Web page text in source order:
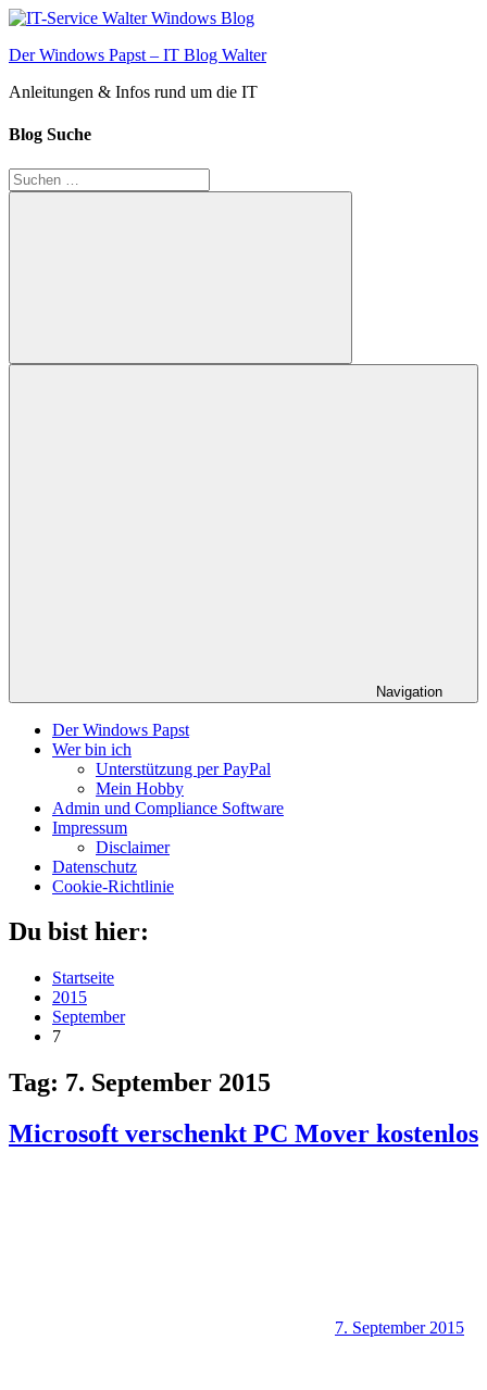
Zum
springen
Der Windows Papst – IT Blog Walter
Anleitungen & Infos rund um die IT
Blog Suche
Suchen
nach:
Suchen
Navigation
Der Windows Papst
Wer bin ich
Unterstützung per PayPal
Mein Hobby
Admin und Compliance Software
Impressum
Disclaimer
Datenschutz
Cookie-Richtlinie
Du bist hier:
Startseite
2015
September
7
Tag: 7. September 2015
Microsoft verschenkt PC Mover kostenlos
7. September 2015